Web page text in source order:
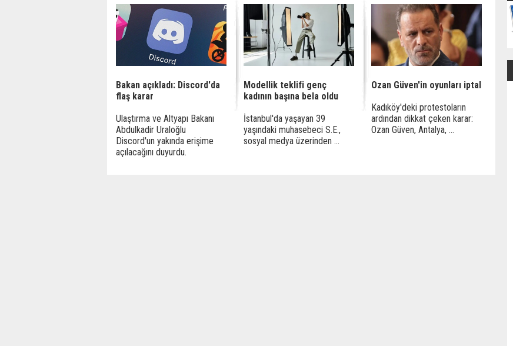
Bakan açıkladı: Discord'da
flaş karar
Ulaştırma ve Altyapı Bakanı
Abdulkadir Uraloğlu
Discord'un yakında erişime
açılacağını duyurdu.
Modellik teklifi genç
kadının başına bela oldu
İstanbul'da yaşayan 39
yaşındaki muhasebeci S.E.,
sosyal medya üzerinden ...
Ozan Güven'in oyunları iptal
Kadıköy'deki protestoların
ardından dikkat çeken karar:
Ozan Güven, Antalya, ...